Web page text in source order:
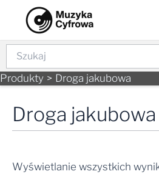
content
Szukaj
Produkty Droga jakubowa
Droga jakubowa
Wyświetlanie wszystkich